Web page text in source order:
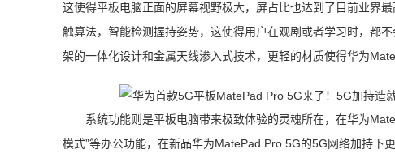
这使得平板电脑正面的屏幕视野极大，屏占比也达到了目前业界
触算法，智能检测握持姿势，这使得用户在观剧或者学习时，都
架的一体化设计和金属天线渗入式技术，更轻的材质使得华为
系统功能则是平板电脑带来极致体验的灵魂所在，在华为
模式”等办公功能，在新品华为MatePad Pro 5G的5G网络加持下